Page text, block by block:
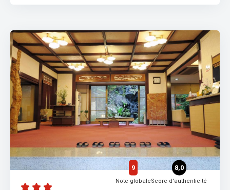
9
Note globale
8,0
Score d'authenticité